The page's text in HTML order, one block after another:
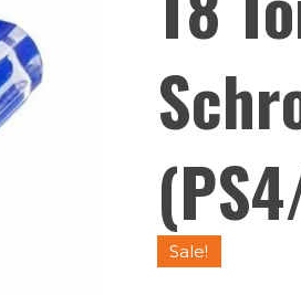
Sale!